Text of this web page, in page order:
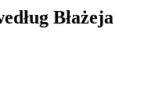
Błażeja